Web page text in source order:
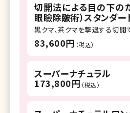
切開法による目の下の
眼瞼除皺術）スタンダー
黒クマ、茶クマを撃退する切開
83,600円 （税込）
スーパーナチュラル
173,800円 （税込）